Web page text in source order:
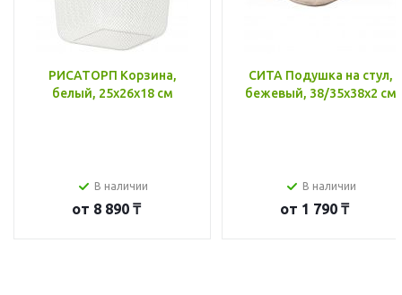
РИСАТОРП Корзина,
белый, 25x26x18 см
В наличии
от 8 890 ₸
СИТА Подушка на стул,
бежевый, 38/35x38x2 см
В наличии
от 1 790 ₸